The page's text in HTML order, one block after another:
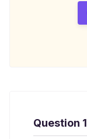
Question 1